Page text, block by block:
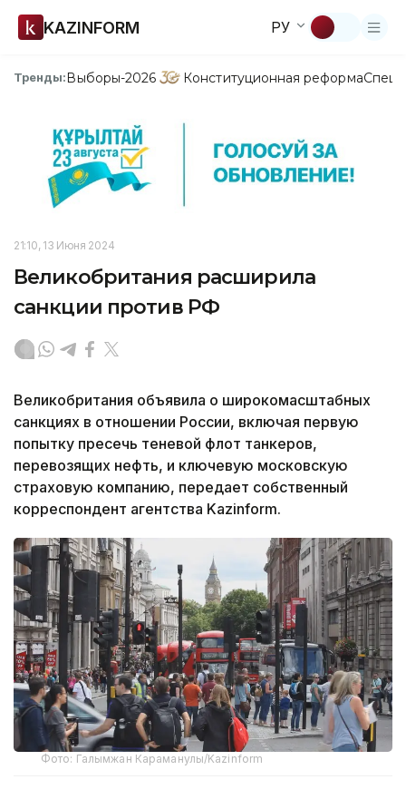
KAZINFORM РУ
Тренды:Выборы-2026 Конституционная реформа
21:10, 13 Июня 2024
Великобритания расширила
санкции против РФ
Великобритания объявила о широкомасштабных
санкциях в отношении России, включая первую
попытку пресечь теневой флот танкеров,
перевозящих нефть, и ключевую московскую
страховую компанию, передает собственный
корреспондент агентства Kazinform.
Фото: Галымжан Караманулы/Kazinform